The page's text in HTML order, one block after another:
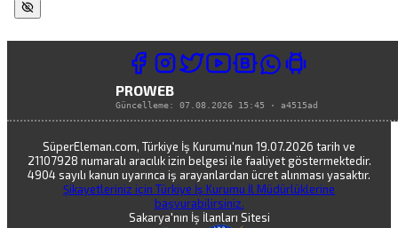
PROWEB
Güncelleme: 07.08.2026 15:45 · a4515ad
SüperEleman.com, Türkiye İş Kurumu'nun 19.07.2026 tarih ve
21107928 numaralı aracılık izin belgesi ile faaliyet göstermektedir.
4904 sayılı kanun uyarınca iş arayanlardan ücret alınması yasaktır.
Şikayetleriniz için Türkiye İş Kurumu İl Müdürlüklerine
başvurabilirsiniz.
Sakarya'nın İş İlanları Sitesi